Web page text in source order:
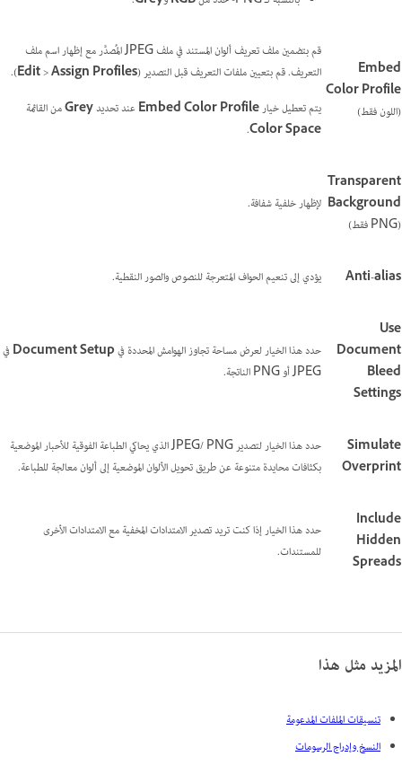
Embed
Color Profile
(اللون فقط)
قم بتضمين ملف تعريف ألوان المستند في ملف JPEG المُصدَّر مع إظهار اسم ملف
التعريف. قم بتعيين ملفات التعريف قبل التصدير (
Edit>Assign Profiles
).
يتم تعطيل خيارEmbed Color Profile عند تحديدGreyمن القائمة
Color Space
.
Transparent
Background
(PNG فقط)
لإظهار خلفية شفافة.
Anti-alias يؤدي إلى تنعيم الحواف المتعرجة للنصوص والصور النقطية.
Use
Document
Bleed
Settings
حدد هذا الخيار لعرض مساحة تجاوز الهوامش المحددة فيDocument Setupفي
JPEG أو PNG الناتجة.
Simulate
Overprint
حدد هذا الخيار لتصدير JPEG/ PNG الذي يحاكي الطباعة الفوقية للأحبار الموضعية
بكثافات محايدة متنوعة عن طريق تحويل الألوان الموضعية إلى ألوان معالجة للطباعة.
Include
Hidden
Spreads
حدد هذا الخيار إذا كنت تريد تصدير الامتدادات المخفية مع الامتدادات الأخرى
للمستندات.
المزيد مثل هذا
تنسيقات الملفات المدعومة
النسخ وإدراج الرسومات